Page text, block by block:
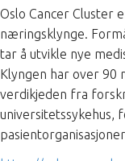
Oslo Cancer Cluster
næringsklynge.
tar å utvikle nye
Klyngen har over 90
verdikjeden fra
universitetssykehus,